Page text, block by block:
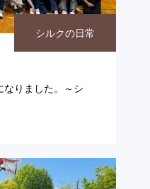
シルクの日常
りました。～シ